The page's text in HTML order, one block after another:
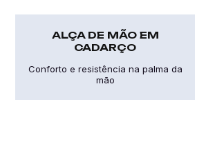
ALÇA DE MÃO EM
CADARÇO
Conforto e resistência na palma da
mão